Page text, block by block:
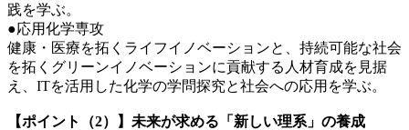
践を学ぶ。
●応用化学専攻
健康・医療を拓くライフイノベーションと、持続可能な社会
を拓くグリーンイノベーションに貢献する人材育成を見据
え、ITを活用した化学の学問探究と社会への応用を学ぶ。
【ポイント（2）】未来が求める「新しい理系」の養成